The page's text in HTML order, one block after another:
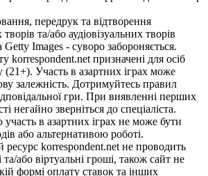
передрук та відтворення
та/або аудіовізуальних творів
Images - суворо забороняється.
korrespondent.net призначені для осіб
(21+). Участь в азартних іграх може
залежність. Дотримуйтесь правил
гри. При виявленні перших
негайно зверніться до спеціаліста.
в азартних іграх не може бути
або альтернативою роботі.
ресурс korrespondent.net не проводить
та/або віртуальні гроші, також сайт не
формі оплату ставок та інших